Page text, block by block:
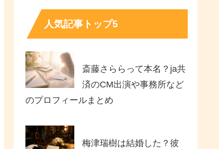
人気記事トップ5
斎藤さららって本名？ja共
済のCM出演や事務所など
のプロフィールまとめ
梅津瑞樹は結婚した？彼